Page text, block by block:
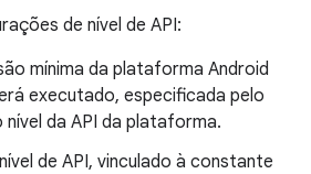
de nível de API:
mínima da plataforma Android
executado, especificada pelo
da API da plataforma.
de API, vinculado à constante